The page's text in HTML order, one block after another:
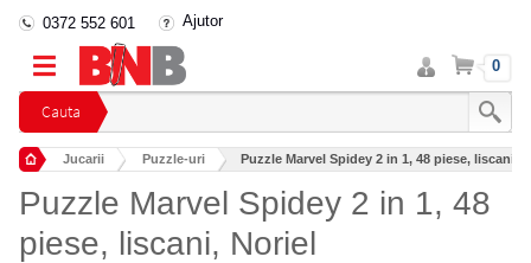
Cauta
0372 552 601 Ajutor
Intra
in
cont
Cos 0
Jucarii Puzzle-uri Puzzle Marvel Spidey 2 in 1, 48 piese, liscani,
Puzzle Marvel Spidey 2 in 1, 48
piese, liscani, Noriel